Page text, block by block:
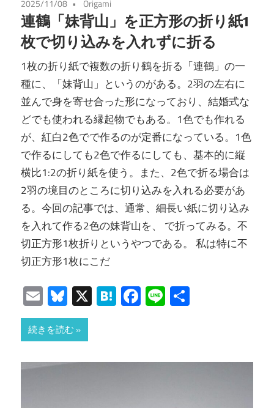
2025/11/08 Origami
連鶴「妹背山」を正方形の折り紙1
枚で切り込みを入れずに折る
1枚の折り紙で複数の折り鶴を折る「連鶴」の一
種に、「妹背山」というのがある。2羽の左右に
並んで身を寄せ合った形になっており、結婚式な
どでも使われる縁起物でもある。1色でも作れる
が、紅白2色でで作るのが定番になっている。1色
で作るにしても2色で作るにしても、基本的に縦
横比1:2の折り紙を使う。また、2色で折る場合は
2羽の境目のところに切り込みを入れる必要があ
る。今回の記事では、通常、細長い紙に切り込み
を入れて作る2色の妹背山を、 で折ってみる。不
切正方形1枚折りというやつである。 私は特に不
切正方形1枚にこだ
EmailBluesky
X Hatena
Facebook
Line
続きを読む